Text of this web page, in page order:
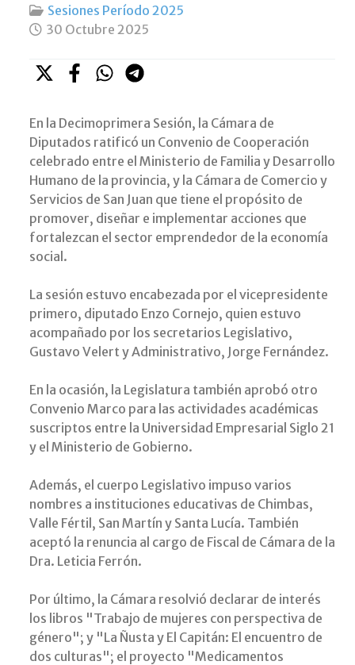
Sesiones Período 2025
30 Octubre 2025
En la Decimoprimera Sesión, la Cámara de
Diputados ratificó un Convenio de Cooperación
celebrado entre el Ministerio de Familia y Desarrollo
Humano de la provincia, y la Cámara de Comercio y
Servicios de San Juan que tiene el propósito de
promover, diseñar e implementar acciones que
fortalezcan el sector emprendedor de la economía
social.
La sesión estuvo encabezada por el vicepresidente
primero, diputado Enzo Cornejo, quien estuvo
acompañado por los secretarios Legislativo,
Gustavo Velert y Administrativo, Jorge Fernández.
En la ocasión, la Legislatura también aprobó otro
Convenio Marco para las actividades académicas
suscriptos entre la Universidad Empresarial Siglo 21
y el Ministerio de Gobierno.
Además, el cuerpo Legislativo impuso varios
nombres a instituciones educativas de Chimbas,
Valle Fértil, San Martín y Santa Lucía. También
aceptó la renuncia al cargo de Fiscal de Cámara de la
Dra. Leticia Ferrón.
Por último, la Cámara resolvió declarar de interés
los libros "Trabajo de mujeres con perspectiva de
género"; y "La Ñusta y El Capitán: El encuentro de
dos culturas"; el proyecto "Medicamentos